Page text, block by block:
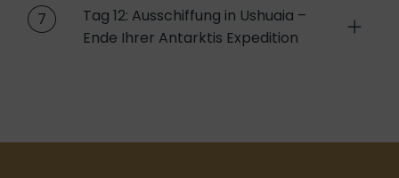
7
Tag 12: Ausschiffung in Ushuaia –
Ende Ihrer Antarktis Expedition